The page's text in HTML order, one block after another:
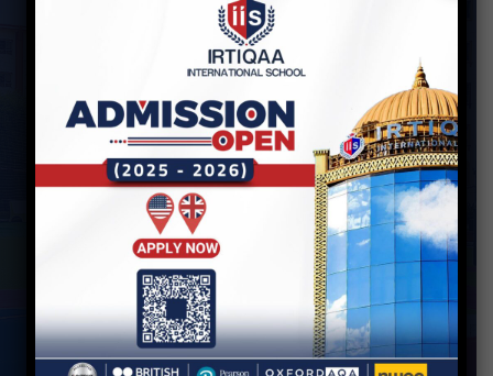
Coming Soon
Mit Khaqan,Shebin El-kom, Menofia
info@irtiqaa.edu.eg
01070918860